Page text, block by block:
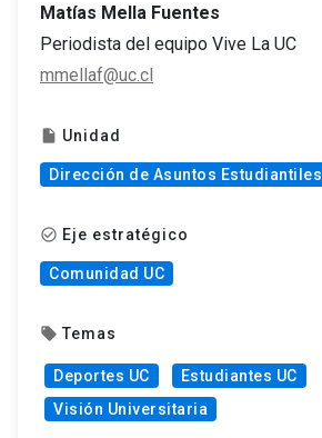
Matías Mella Fuentes
Periodista del equipo Vive La UC
mmellaf@uc.cl
insert_drive_file Unidad
Dirección de Asuntos Estudiantiles
check_circle_outline Eje estratégico
Comunidad UC
local_offer Temas
Deportes UC
Estudiantes UC
Visión Universitaria